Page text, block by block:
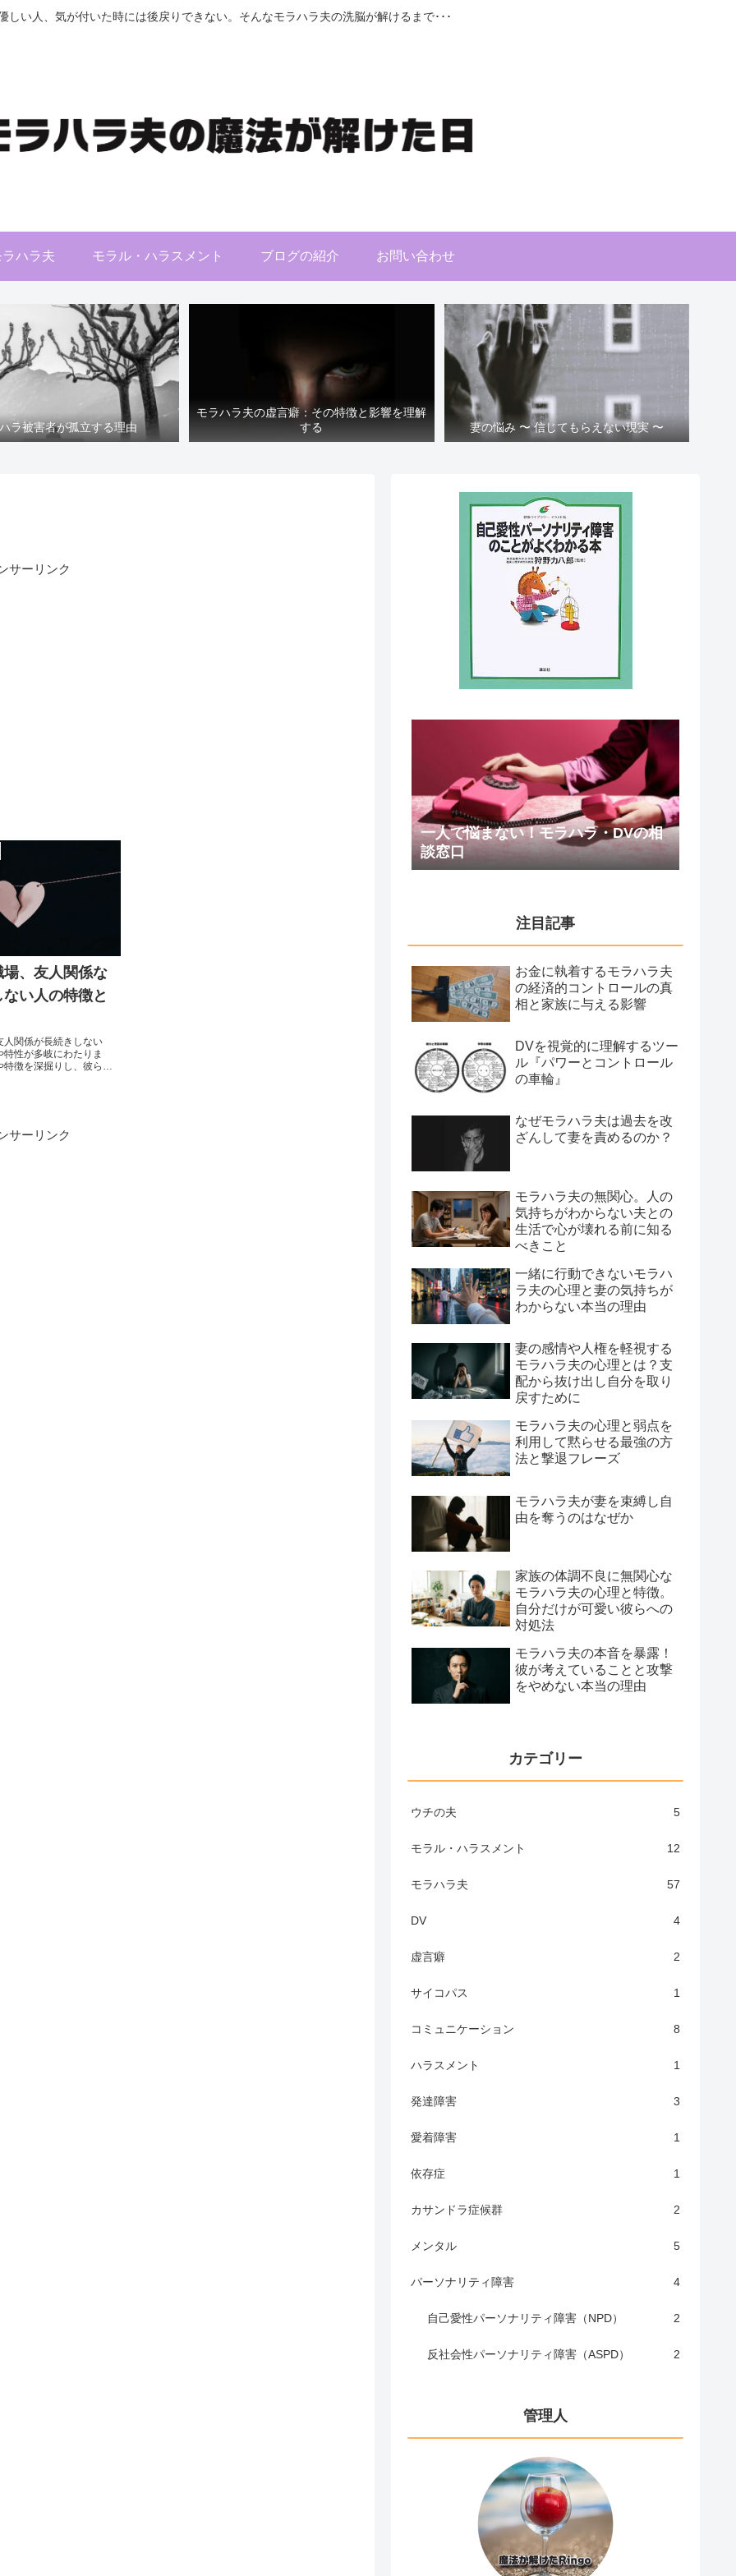
しい人、気が付いた時には後戻りできない。そんなモラハラ夫の洗脳が解けるまで･･･
ラハラ夫 モラル・ハラスメント ブログの紹介 お問い合わせ
ラ被害者が孤立する理由
モラハラ夫の虚言癖：その特徴と影響を理解
する
妻の悩み 〜 信じてもらえない現実 〜
サーリンク
、友人関係な
い人の特徴と
人関係が長続きしない
特性が多岐にわたりま
特徴を深掘りし、彼らが
ない関係の大きな原因と
求やニーズを最優先に考
サーリンク
一人で悩まない！モラハラ・DVの相
談窓口
注目記事
お金に執着するモラハラ夫
の経済的コントロールの真
相と家族に与える影響
DVを視覚的に理解するツー
ル『パワーとコントロール
の車輪』
なぜモラハラ夫は過去を改
ざんして妻を責めるのか？
モラハラ夫の無関心。人の
気持ちがわからない夫との
生活で心が壊れる前に知る
べきこと
一緒に行動できないモラハ
ラ夫の心理と妻の気持ちが
わからない本当の理由
妻の感情や人権を軽視する
モラハラ夫の心理とは？支
配から抜け出し自分を取り
戻すために
モラハラ夫の心理と弱点を
利用して黙らせる最強の方
法と撃退フレーズ
モラハラ夫が妻を束縛し自
由を奪うのはなぜか
家族の体調不良に無関心な
モラハラ夫の心理と特徴。
自分だけが可愛い彼らへの
対処法
モラハラ夫の本音を暴露！
彼が考えていることと攻撃
をやめない本当の理由
カテゴリー
ウチの夫 5
モラル・ハラスメント 12
モラハラ夫 57
DV 4
虚言癖 2
サイコパス 1
コミュニケーション 8
ハラスメント 1
発達障害 3
愛着障害 1
依存症 1
カサンドラ症候群 2
メンタル 5
パーソナリティ障害 4
自己愛性パーソナリティ障害（NPD） 2
反社会性パーソナリティ障害（ASPD） 2
管理人